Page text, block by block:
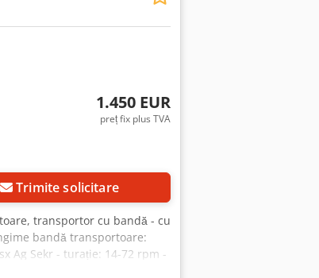
1.450 EUR
preț fix plus TVA
Trimite solicitare
transportor cu bandă - cu
bandă transportoare:
Ag Sekr - turație: 14-72 rpm -